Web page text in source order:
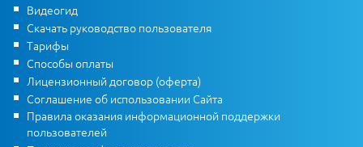
Видеогид
Скачать руководство пользователя
Тарифы
Способы оплаты
Лицензионный договор (оферта)
Соглашение об использовании Сайта
Правила оказания информационной поддержки
пользователей